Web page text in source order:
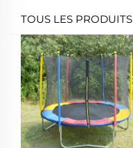
TOUS LES PRODUITS